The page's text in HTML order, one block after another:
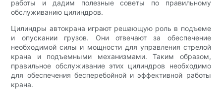
работы и дадим полезные советы по правильному
обслуживанию цилиндров.
Цилиндры автокрана играют решающую роль в подъеме
и опускании грузов. Они отвечают за обеспечение
необходимой силы и мощности для управления стрелой
крана и подъемными механизмами. Таким образом,
правильное обслуживание этих цилиндров необходимо
для обеспечения бесперебойной и эффективной работы
крана.